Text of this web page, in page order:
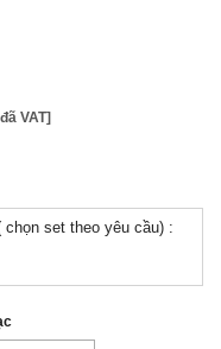
VAT]
chọn set theo yêu cầu) :